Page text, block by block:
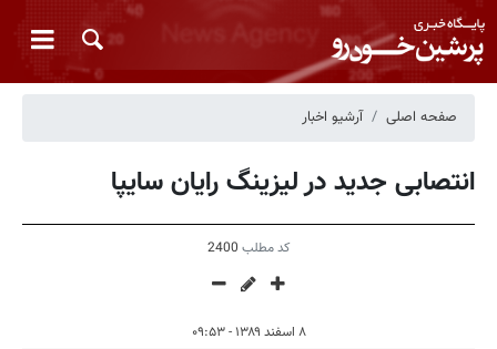
صفحه اصلی آرشیو اخبار
انتصابی جدید در لیزینگ رایان سایپا
کد مطلب 2400
۸ اسفند ۱۳۸۹ - ۰۹:۵۳